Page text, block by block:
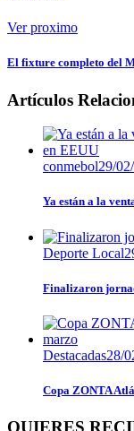
Ver proximo
El fixture completo del
Artículos
conmebol29/
Ya están a la
Deporte Local
Finalizaron
Destacadas28/
Copa ZONTA
QUIERES